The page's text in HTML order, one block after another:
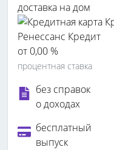
доставка на дом
от 0,00 %
процентная ставка
без справок
о доходах
бесплатный
выпуск